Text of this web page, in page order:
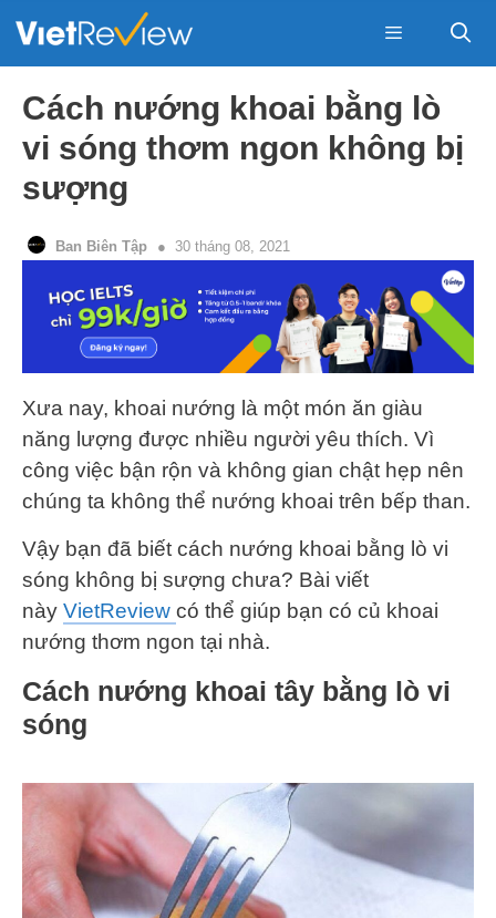
Menu
Cách nướng khoai bằng lò
vi sóng thơm ngon không bị
sượng
Ban Biên Tập 30 tháng 08, 2021
Xưa nay, khoai nướng là một món ăn giàu
năng lượng được nhiều người yêu thích. Vì
công việc bận rộn và không gian chật hẹp nên
chúng ta không thể nướng khoai trên bếp than.
Vậy bạn đã biết cách nướng khoai bằng lò vi
sóng không bị sượng chưa? Bài viết
này VietReview có thể giúp bạn có củ khoai
nướng thơm ngon tại nhà.
Cách nướng khoai tây bằng lò vi
sóng